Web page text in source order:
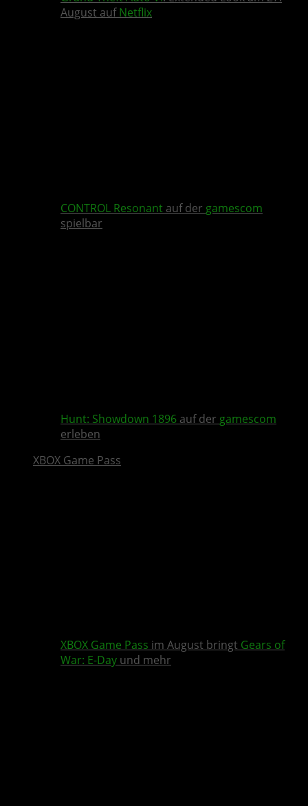
August aufNetflix
CONTROL Resonant auf der gamescom
spielbar
Hunt: Showdown 1896 auf der gamescom
erleben
XBOX Game Pass
XBOX Game Pass im August bringt Gears of
War: E-Day und mehr